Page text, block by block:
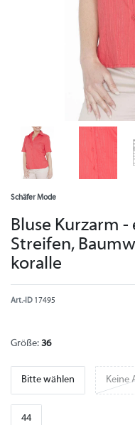
Schäfer Mode
Bluse Kurzarm
Streifen,
koralle
Art.-ID 17495
Größe: 36
Bitte wählen Keine
44